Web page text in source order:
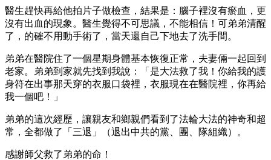
醫生趕快再給他拍片子做檢查，結果是：腦子裡沒有瘀血，更
沒有出血的現象。醫生覺得不可思議，不能相信！可弟弟清醒
了，的確不用動手術了，當天還自己下地去了洗手間。
弟弟在醫院住了一個星期身體基本恢復正常，夫妻倆一起回到
老家。弟弟到家就先找到我說：「是大法救了我！你給我的護
身符在出事那天穿的衣服口袋裡，衣服現在在醫院裡，你再給
我一個吧！」
弟弟的這次經歷，讓親友和鄉親們看到了法輪大法的神奇和超
常，全都做了「三退」（退出中共的黨、團、隊組織）。
感謝師父救了弟弟的命！